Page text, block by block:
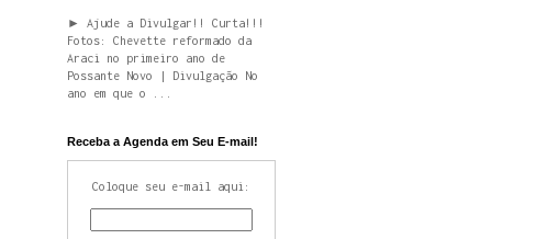
► Ajude a Divulgar!! Curta!!!
Fotos: Chevette reformado da
Araci no primeiro ano de
Possante Novo | Divulgação No
ano em que o ...
Receba a Agenda em Seu E-mail!
Coloque seu e-mail aqui: